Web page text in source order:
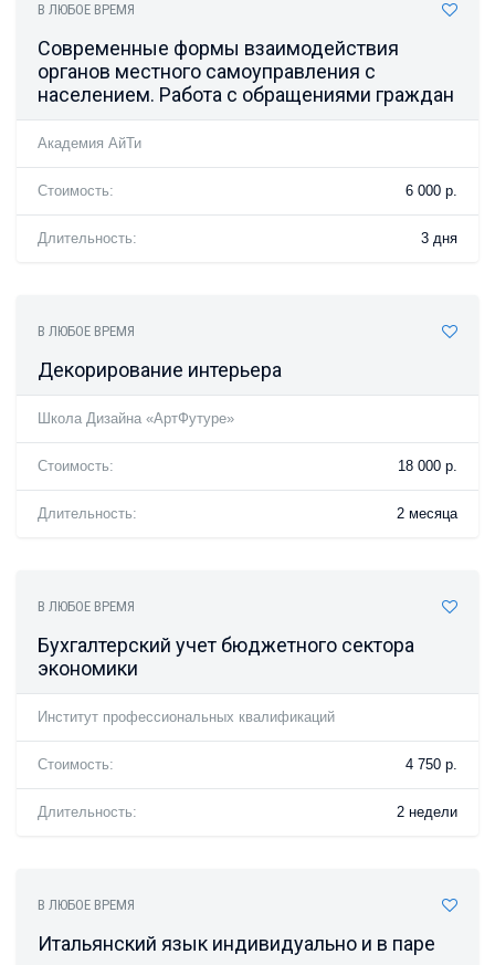
В ЛЮБОЕ ВРЕМЯ
Современные формы взаимодействия
органов местного самоуправления с
населением. Работа с обращениями граждан
Академия АйТи
Стоимость: 6 000 р.
Длительность: 3 дня
В ЛЮБОЕ ВРЕМЯ
Декорирование интерьера
Школа Дизайна «АртФутуре»
Стоимость: 18 000 р.
Длительность: 2 месяца
В ЛЮБОЕ ВРЕМЯ
Бухгалтерский учет бюджетного сектора
экономики
Институт профессиональных квалификаций
Стоимость: 4 750 р.
Длительность: 2 недели
В ЛЮБОЕ ВРЕМЯ
Итальянский язык индивидуально и в паре